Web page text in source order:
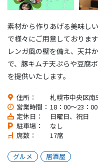
素材から作りあげる美味し
で様々にご用意しております
レンガ風の壁を備え、天井
で、豚キムチ天ぷらや豆腐
を提供いたします。
住所：
札幌市中央区
営業時間： 18：00～23：00
定休日：
日曜日、祝日
駐車場：
なし
席数：
17席
グルメ 居酒屋